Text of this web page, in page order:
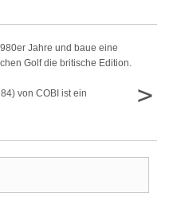
Jahre und baue eine
Golf die britische Edition.
von COBI ist ein
>